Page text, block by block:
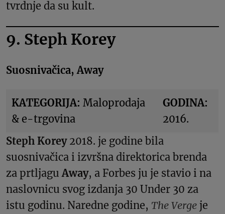
tvrdnje da su kult.
9. Steph Korey
Suosnivačica, Away
KATEGORIJA: Maloprodaja
& e-trgovina
GODINA:
2016.
Steph Korey2018. je godine bila
suosnivačica i izvršna direktorica brenda
za prtljagu Away, a Forbes ju je stavio i na
naslovnicu svog izdanja 30 Under 30 za
istu godinu. Naredne godine, The Verge je